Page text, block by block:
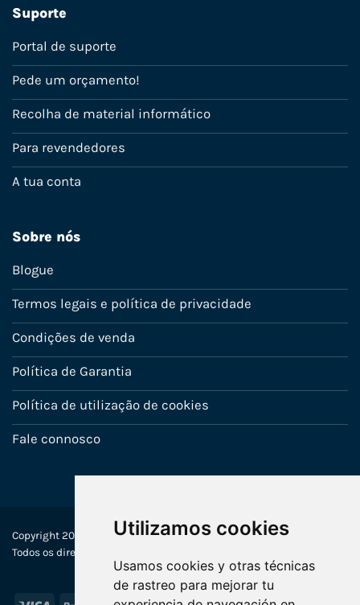
Utilizamos cookies
Usamos cookies y otras técnicas
de rastreo para mejorar tu
Suporte
Portal de suporte
Pede um orçamento!
Recolha de material informático
Para revendedores
A tua conta
Sobre nós
Blogue
Termos legais e política de privacidade
Condições de venda
Política de Garantia
Política de utilização de cookies
Fale connosco
Copyright 2022-2025 © Ecosistemas Informáticos España SL –
Todos os direitos reservados